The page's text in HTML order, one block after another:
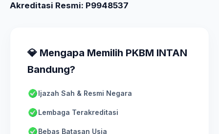
Akreditasi Resmi: P9948537
💎 Mengapa Memilih PKBM INTAN
Bandung?
Ijazah Sah & Resmi Negara
Lembaga Terakreditasi
Bebas Batasan Usia